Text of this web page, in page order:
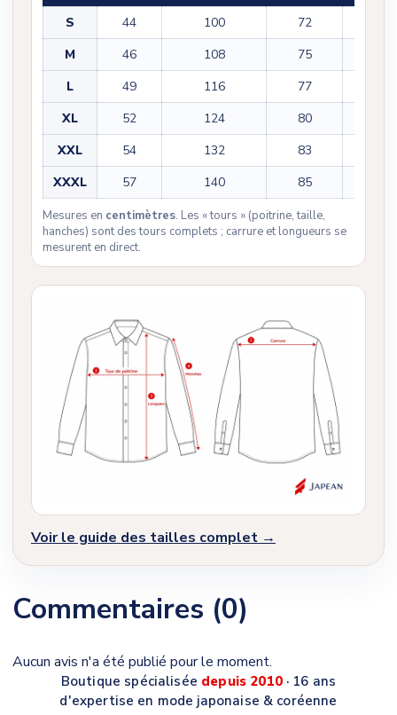
S 44 100 72
M
46 108 75
L
49 116 77
XL
52 124 80
XXL
54 132 83
XXXL
57 140 85
Mesures en centimètres. Les « tours » (poitrine, taille,
hanches) sont des tours complets ; carrure et longueurs se
mesurent en direct.
Voir le guide des tailles complet →
Commentaires (0)
Aucun avis n'a été publié pour le moment.
Boutique spécialisée depuis 2010· 16 ans
d'expertise en mode japonaise & coréenne